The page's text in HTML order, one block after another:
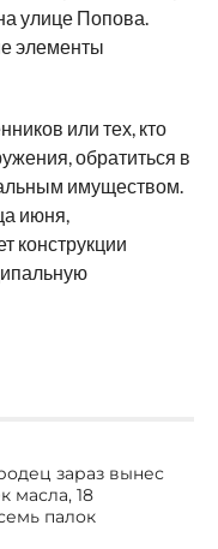
улице Попова.
элементы
или тех, кто
обратиться в
имуществом.
июня,
конструкции
зараз вынес
масла, 18
палок